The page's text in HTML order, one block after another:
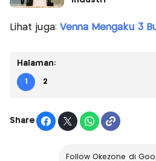
Lihat juga: Venna Mengaku 3
Halaman:
1 2
Share
Follow Okezone di